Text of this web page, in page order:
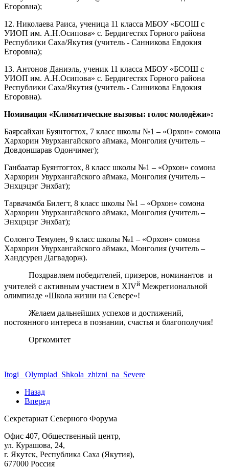
Егоровна);
12. Николаева Раиса, ученица 11 класса МБОУ «БСОШ с
УИОП им. А.Н.Осипова» с. Бердигестях Горного района
Республики Саха/Якутия (учитель - Санникова Евдокия
Егоровна);
13. Антонов Даниэль, ученик 11 класса МБОУ «БСОШ с
УИОП им. А.Н.Осипова» с. Бердигестях Горного района
Республики Саха/Якутия (учитель - Санникова Евдокия
Егоровна).
Номинация «Климатические вызовы: голос молодёжи»:
Баярсайхан Буянтогтох, 7 класс школы №1 – «Орхон» сомона
Хархорин Увурхангайского аймака, Монголия (учитель –
Довдоншарав Одончимег);
Ганбаатар Буянтогтох, 8 класс школы №1 – «Орхон» сомона
Хархорин Увурхангайского аймака, Монголия (учитель –
Энхцэцэг Энхбат);
Тарвачамба Билегт, 8 класс школы №1 – «Орхон» сомона
Хархорин Увурхангайского аймака, Монголия (учитель –
Энхцэцэг Энхбат);
Солонго Темулен, 9 класс школы №1 – «Орхон» сомона
Хархорин Увурхангайского аймака, Монголия (учитель –
Хандсурен Дагвадорж).
Поздравляем победителей, призеров, номинантов и
учителей с активным участием в XIVй Межрегиональной
олимпиаде «Школа жизни на Севере»!
Желаем дальнейших успехов и достижений,
постоянного интереса в познании, счастья и благополучия!
Оргкомитет
Itogi_ Olympiad_Shkola_zhizni_na_Severe
Назад
Вперед
Секретариат Северного Форума
Офис 407, Общественный центр,
ул. Курашова, 24,
г. Якутск, Республика Саха (Якутия),
677000 Россия